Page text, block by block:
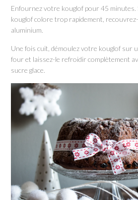
Enfournez votre kouglof pour 45 minutes.
kouglof colore trop rapidement, recouvrez-
aluminium.
Une fois cuit, démoulez votre kouglof sur
four et laissez-le refroidir complètement
sucre glace.